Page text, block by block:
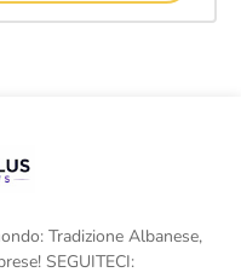
Tradizione Albanese,
SEGUITECI: